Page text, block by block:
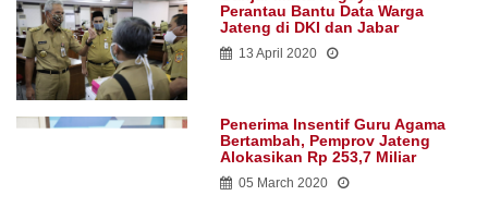
Perantau Bantu Data Warga
Jateng di DKI dan Jabar
13 April 2020
Penerima Insentif Guru Agama
Bertambah, Pemprov Jateng
Alokasikan Rp 253,7 Miliar
05 March 2020